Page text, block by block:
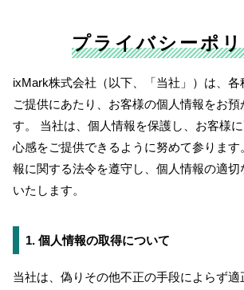
料金 導入事例
プライバシーポ
ixMark株式会社（以下、「当社」）は、
ご提供にあたり、お客様の個人情報をお預
す。 当社は、個人情報を保護し、お客様
心感をご提供できるように努めて参りま
報に関する法令を遵守し、個人情報の適切
いたします。
1. 個人情報の取得について
当社は、偽りその他不正の手段によらず適